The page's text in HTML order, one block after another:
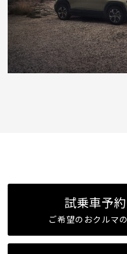
試乗車予
ご希望のおクルマ